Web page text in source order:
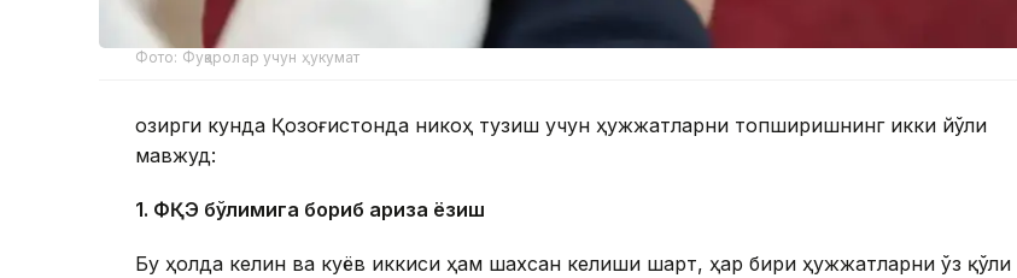
Фото: Фуқаролар учун ҳукумат
Ҳозирги кунда Қозоғистонда никоҳ тузиш учун ҳужжатларни топширишнинг икки йўли
мавжуд:
1. ФҲҚЭ бўлимига бориб ариза ёзиш
Бу ҳолда келин ва куёв иккиси ҳам шахсан келиши шарт, ҳар бири ҳужжатларни ўз қўли